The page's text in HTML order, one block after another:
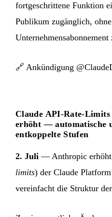
fortgeschrittene Funktion
Publikum zugänglich,
🔗 Ankündigung
Claude API-Rate-Limits
erhöht — automatische
entkoppelte Stufen
2. Juli — Anthropic
limits) der Claude
vereinfacht die Struktur